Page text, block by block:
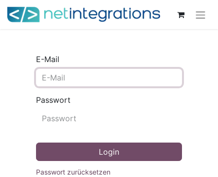
E-Mail
Passwort
Login
Passwort zurücksetzen